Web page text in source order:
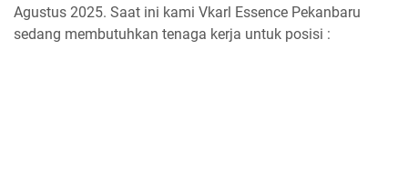
Agustus 2025. Saat ini kami Vkarl Essence Pekanbaru
sedang membutuhkan tenaga kerja untuk posisi :